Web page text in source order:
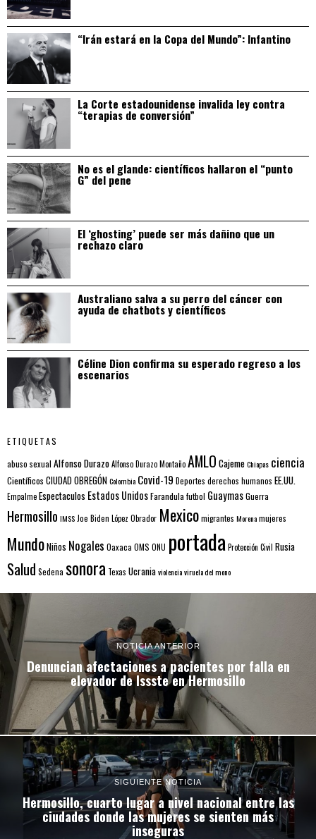
“Irán estará en la Copa del Mundo”: Infantino
La Corte estadounidense invalida ley contra
“terapias de conversión”
No es el glande: científicos hallaron el “punto
G” del pene
El ‘ghosting’ puede ser más dañino que un
rechazo claro
Australiano salva a su perro del cáncer con
ayuda de chatbots y científicos
Céline Dion confirma su esperado regreso a los
escenarios
ETIQUETAS
abuso sexual Alfonso DurazoAlfonso Durazo MontañoAMLO CajemeChiapas ciencia
Científicos CIUDAD OBREGÓNColombia Covid-19 Deportes derechos humanos EE.UU.
EmpalmeEspectaculos Estados UnidosFarandula futbol GuaymasGuerra
Hermosillo IMSS Joe Biden López Obrador Mexicomigrantes Morenamujeres
MundoNiños Nogales Oaxaca OMS ONU portada Protección Civil Rusia
Salud Sedena sonora Texas Ucraniaviolenciaviruela del mono
NOTICIA ANTERIOR
Denuncian afectaciones a pacientes por falla en
elevador de Issste en Hermosillo
SIGUIENTE NOTICIA
Hermosillo, cuarto lugar a nivel nacional entre las
ciudades donde las mujeres se sienten más
inseguras